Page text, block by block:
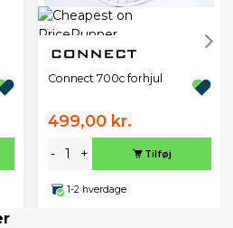
Connect 700c forhjul
499,00 kr.
- + Tilføj
1-2 hverdage